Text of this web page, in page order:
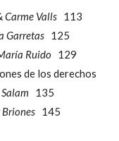
Carme Valls 113
Garretas 125
Ruido 129
de los derechos
135
Briones 145